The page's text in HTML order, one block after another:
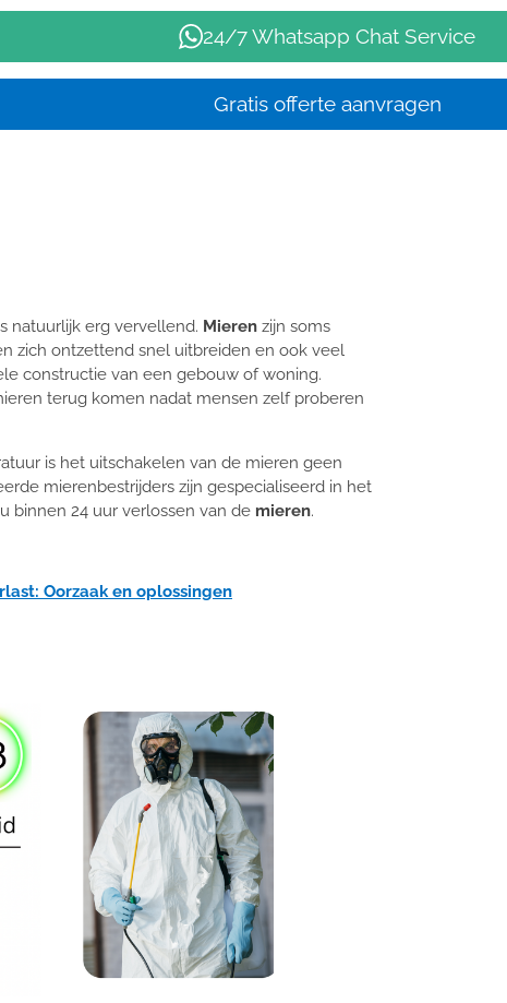
24/7 Whatsapp Chat Service
Gratis offerte aanvragen
natuurlijk erg vervellend. Mieren zijn soms
zich ontzettend snel uitbreiden en ook veel
constructie van een gebouw of woning.
terug komen nadat mensen zelf proberen
is het uitschakelen van de mieren geen
mierenbestrijders zijn gespecialiseerd in het
binnen 24 uur verlossen van de mieren.
Oorzaak en oplossingen